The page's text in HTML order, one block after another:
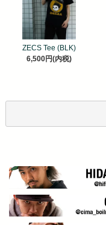
ZECS Tee (BLK)
6,500円(内税)